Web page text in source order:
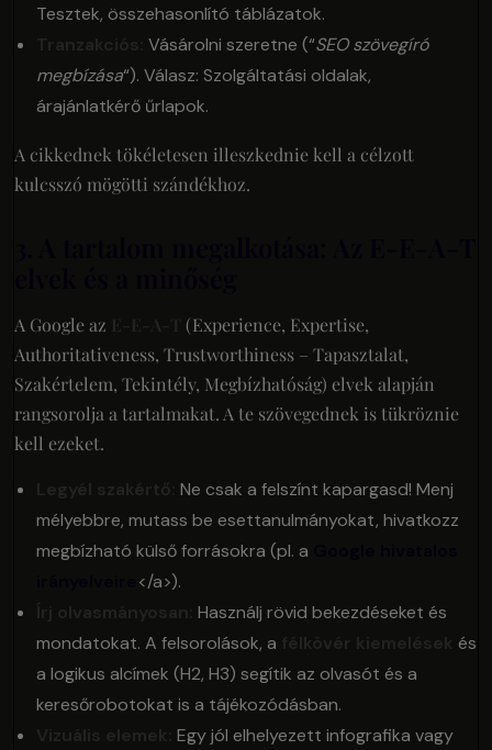
Tesztek, összehasonlító táblázatok.
Tranzakciós:
Vásárolni szeretne (“SEO szövegíró
megbízása“). Válasz: Szolgáltatási oldalak,
árajánlatkérő űrlapok.
A cikkednek tökéletesen illeszkednie kell a célzott
kulcsszó mögötti szándékhoz.
A Google az E-E-A-T
(Experience, Expertise,
Authoritativeness, Trustworthiness – Tapasztalat,
Szakértelem, Tekintély, Megbízhatóság) elvek alapján
rangsorolja a tartalmakat. A te szövegednek is tükröznie
kell ezeket.
Legyél szakértő: Ne csak a felszínt kapargasd! Menj
mélyebbre, mutass be esettanulmányokat, hivatkozz
megbízható külső forrásokra (pl. a
</a>).
Írj olvasmányosan:
Használj rövid bekezdéseket és
mondatokat. A felsorolások, a
félkövér kiemelések és
a logikus alcímek (H2, H3) segítik az olvasót és a
keresőrobotokat is a tájékozódásban.
Vizuális elemek: Egy jól elhelyezett infografika vagy